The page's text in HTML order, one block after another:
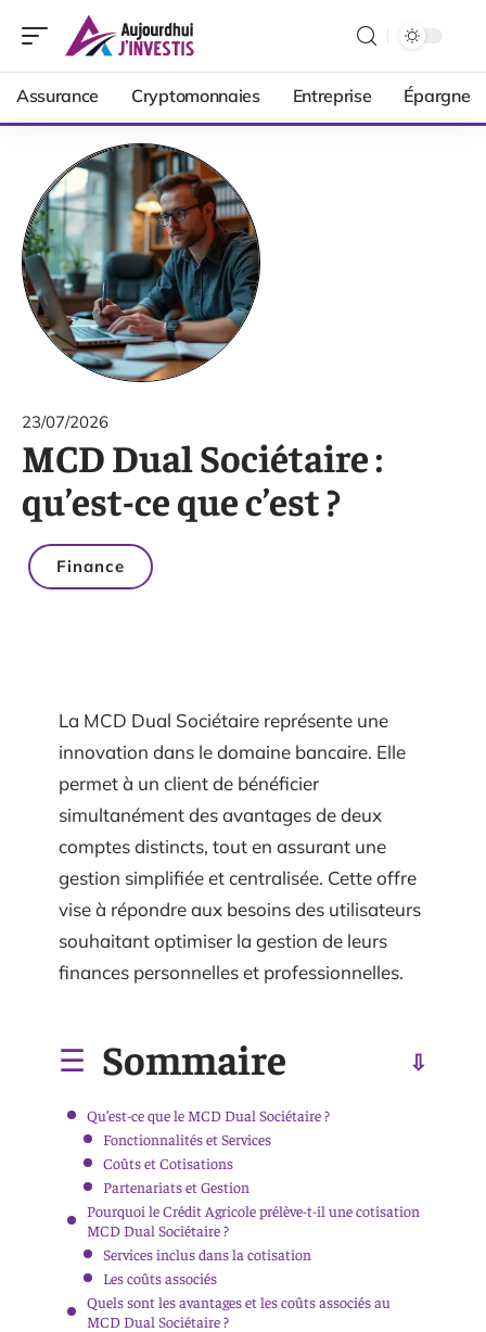
Assurance Cryptomonnaies Entreprise Épargne
23/07/2026
MCD Dual Sociétaire :
qu’est-ce que c’est ?
Finance
La MCD Dual Sociétaire représente une
innovation dans le domaine bancaire. Elle
permet à un client de bénéficier
simultanément des avantages de deux
comptes distincts, tout en assurant une
gestion simplifiée et centralisée. Cette offre
vise à répondre aux besoins des utilisateurs
souhaitant optimiser la gestion de leurs
finances personnelles et professionnelles.
Sommaire
Qu’est-ce que le MCD Dual Sociétaire ?
Fonctionnalités et Services
Coûts et Cotisations
Partenariats et Gestion
Pourquoi le Crédit Agricole prélève-t-il une cotisation
MCD Dual Sociétaire ?
Services inclus dans la cotisation
Les coûts associés
Quels sont les avantages et les coûts associés au
MCD Dual Sociétaire ?